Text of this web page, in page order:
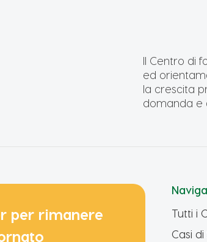
Il Centro di
ed
la crescita
domanda e
per rimanere
Tutti i
Casi